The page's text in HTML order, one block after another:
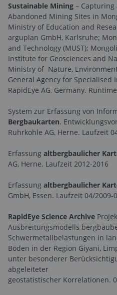
Sustainable Mining – Capturing
Abandoned Mining Sites in
Ministry of Education and
arguplan GmbH, Karlsruhe;
and Technology (MUST);
Institute for Geosciences and
Ministry of Nature,
General Agency for Specialised
RapidEye AG, Germany.
System zur Erfassung von
Bergbaukarten.
Ruhrkohle AG, Herne. Laufzeit
Erfassung altbergbaulicher
AG, Herne. Laufzeit 2012-2016
Erfassung altbergbaulicher
GmbH, Essen. Laufzeit 04/2009-
RapidEye Science Archive
Ausbreitungsmodells
Schwermetallbelastungen in
Böden in der Region Giyani,
unter besonderer
abgeleiteter
geostatistischer Korrelationen.